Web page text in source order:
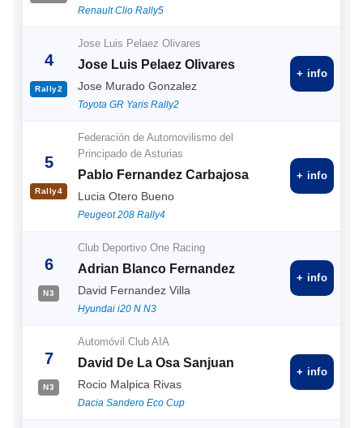
Renault Clio Rally5
4
Rally2
Jose Luis Pelaez Olivares
Jose Luis Pelaez Olivares
Jose Murado Gonzalez
Toyota GR Yaris Rally2
+ info
5
Rally4
Federación de Automovilismo del
Principado de Asturias
Pablo Fernandez Carbajosa
Lucia Otero Bueno
Peugeot 208 Rally4
+ info
6
N3
Club Deportivo One Racing
Adrian Blanco Fernandez
David Fernandez Villa
Hyundai i20 N N3
+ info
7
N3
Automóvil Club AIA
David De La Osa Sanjuan
Rocio Malpica Rivas
Dacia Sandero Eco Cup
+ info